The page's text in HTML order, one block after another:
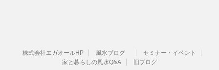
株式会社エガオールHP 風水ブログ
セミナー・イベント
家と暮らしの風水Q&A
旧ブログ